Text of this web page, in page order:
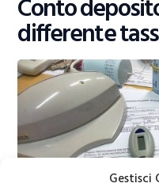
Gestisci
Conto
differente